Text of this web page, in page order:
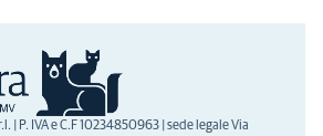
| P. IVA e C.F 10234850963 | sede legale Via